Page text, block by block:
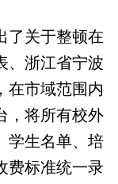
关于整顿在
、浙江省宁波
在市域范围内
，将所有校外
学生名单、培
费标准统一录